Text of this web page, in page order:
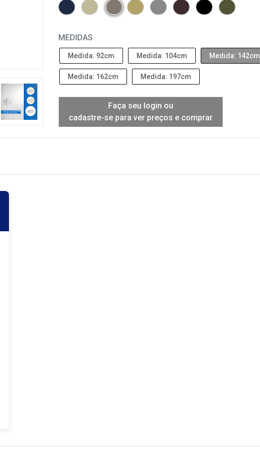
MEDIDAS
Medida: 92cm Medida: 104cm Medida: 142cm
Medida: 162cm Medida: 197cm
Faça seu login ou
cadastre-se para ver preços e comprar